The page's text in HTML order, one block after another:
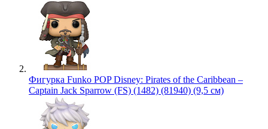
Фигурка Funko POP Disney: Pirates of the Caribbean –
Captain Jack Sparrow (FS) (1482) (81940) (9,5 см)